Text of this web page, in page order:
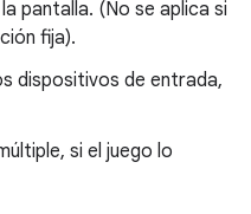
pantalla. (No se aplica si
fija).
dispositivos de entrada,
si el juego lo